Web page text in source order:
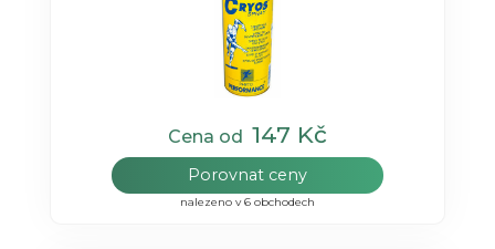
Cena od 147 Kč
Porovnat ceny
nalezeno v 6 obchodech